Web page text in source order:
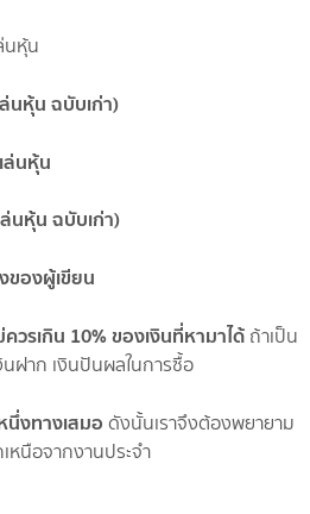
นหุ้น ฉบับเก่า)
นหุ้น ฉบับเก่า)
ของผู้เขียน
ควรเกิน 10% ของเงินที่หามาได้ ถ้าเป็น
นฝาก เงินปันผลในการซื้อ
นึ่งทางเสมอ ดังนั้นเราจึงต้องพยายาม
หนือจากงานประจำ